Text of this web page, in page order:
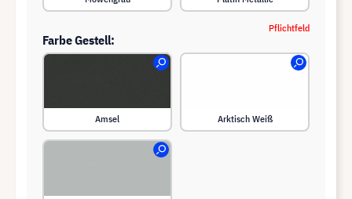
Farbe Gestell:
Amsel Arktisch Weiß
Pflichtfeld